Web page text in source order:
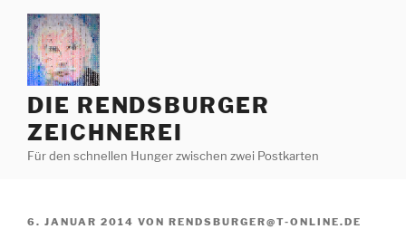
Zum
Inhalt
springen
DIE RENDSBURGER
ZEICHNEREI
Für den schnellen Hunger zwischen zwei Postkarten
VERÖFFENTLICHT
6. JANUAR 2014 VON RENDSBURGER@T-ONLINE.DE